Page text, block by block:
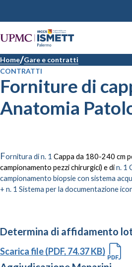
Home Gare e contratti
CONTRATTI
Forniture di
Anatomia
Fornitura di n. 1 Cappa da 180-240 cm
campionamento pezzi chirurgici) e din. 1
campionamento biopsie con sistema
+ n. 1 Sistema per la documentazione
Determina di affidamento
Scarica file (PDF, 74.37 KB)